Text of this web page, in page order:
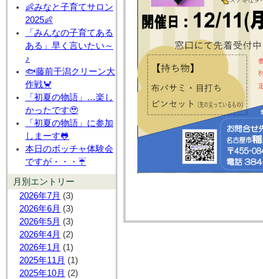
👶みなと子育てサロン
2025👶
「みんなの子育てある
ある」早く言いたい～
♪
🐟藤前干潟クリーン大
作戦🦀
「初夏の物語」…楽し
かったです🥹
「初夏の物語」に参加
しまーす🐸
本日のボッチャ体験会
ですが・・・☔
月別エントリー
2026年7月 (3)
2026年6月 (3)
2026年5月 (3)
2026年4月 (2)
2026年1月 (1)
2025年11月 (1)
2025年10月 (2)